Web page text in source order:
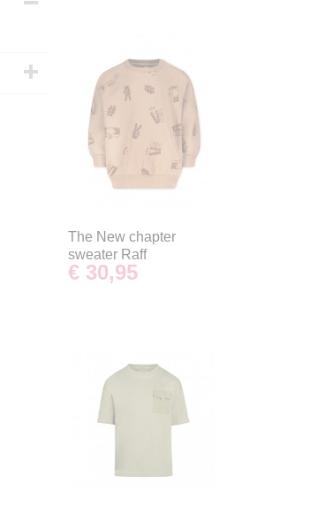
The New chapter
sweater Raff
€ 30,95